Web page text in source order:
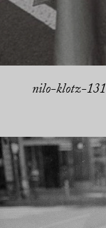
nilo-klotz-131